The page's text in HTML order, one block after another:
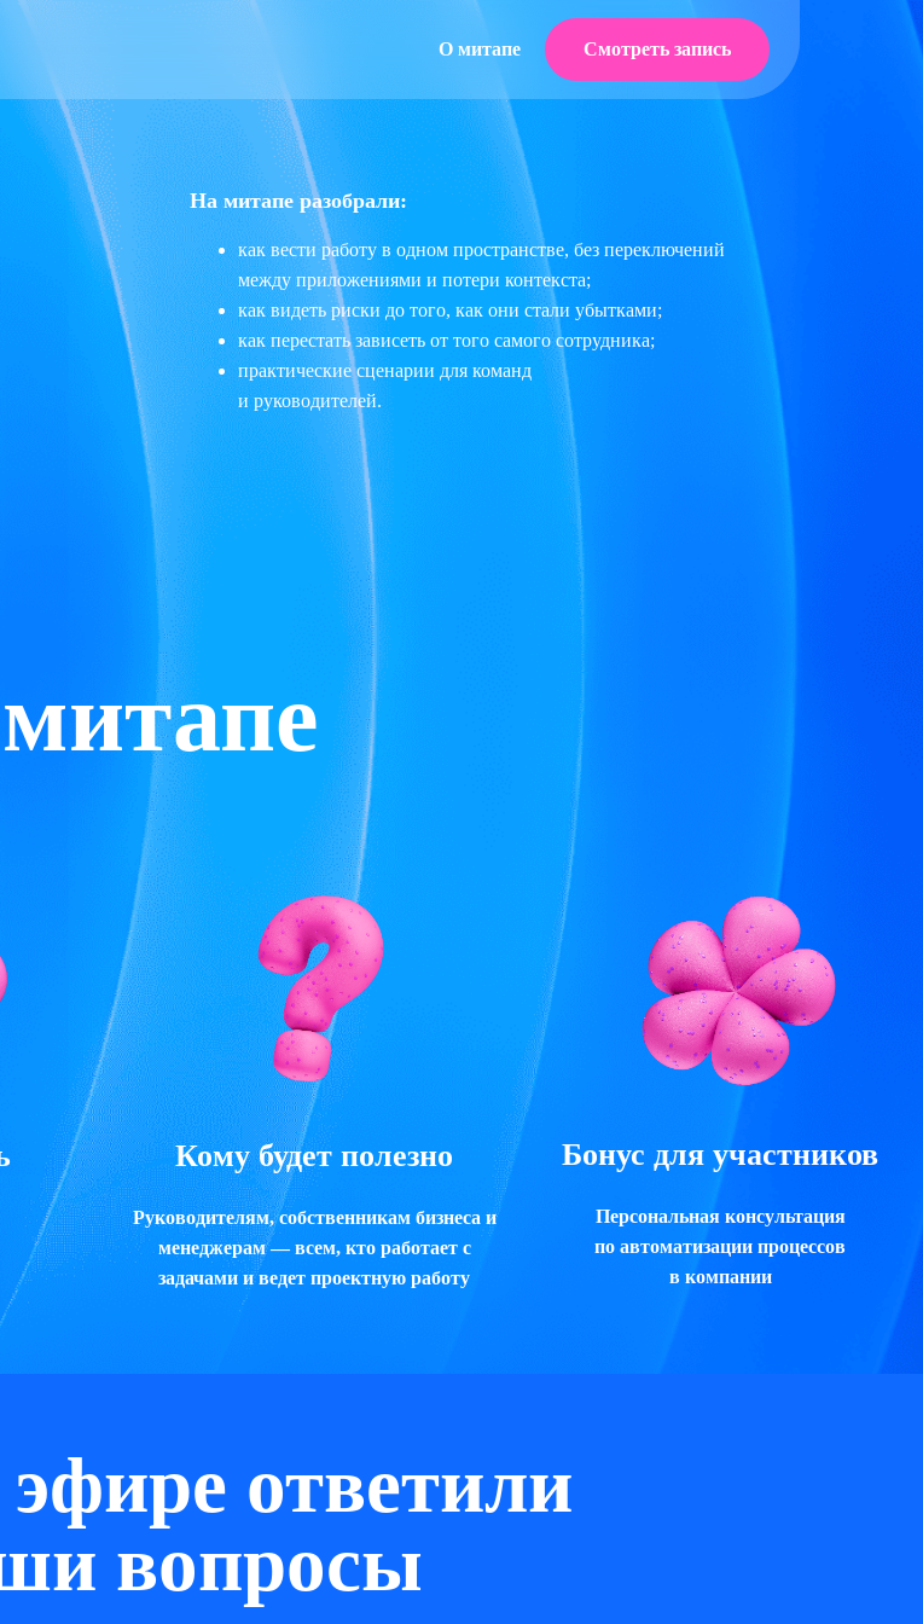
Смотреть запись
О митапе
На митапе разобрали:
как вести работу в одном пространстве, без переключений
между приложениями и потери контекста;
как видеть риски до того, как они стали убытками;
как перестать зависеть от того самого сотрудника;
практические сценарии для команд
и руководителей.
Кому будет полезно
Руководителям, собственникам бизнеса и
менеджерам — всем, кто работает с
задачами и ведет проектную работу
Бонус для участников
Персональная консультация
по автоматизации процессов
в компании
ответили
вопросы